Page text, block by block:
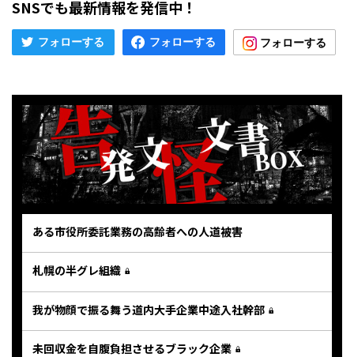
SNSでも最新情報を発信中！
ある市役所委託業務の高齢者への人道被害
札幌の半グレ組織
我が物顔で振る舞う道内大手企業中途入社幹部
未回収金を自腹負担させるブラック企業